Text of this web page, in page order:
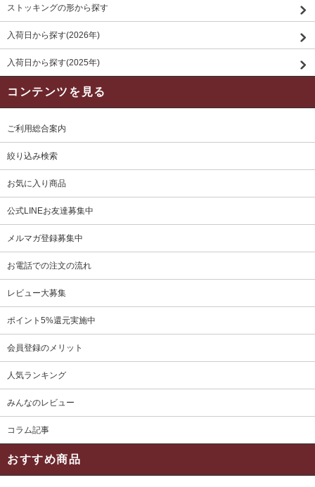
ストッキングの形から探す
入荷日から探す(2026年)
入荷日から探す(2025年)
コンテンツを見る
ご利用総合案内
絞り込み検索
お気に入り商品
公式LINEお友達募集中
メルマガ登録募集中
お電話での注文の流れ
レビュー大募集
ポイント5%還元実施中
会員登録のメリット
人気ランキング
みんなのレビュー
コラム記事
おすすめ商品